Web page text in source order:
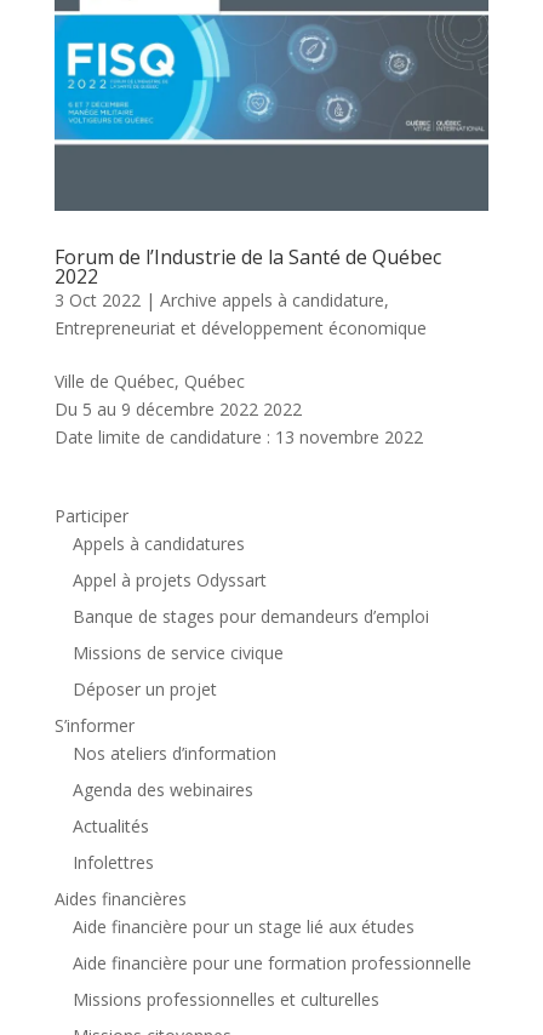
Forum de l’Industrie de la Santé de Québec
2022
3 Oct 2022| Archive appels à candidature,
Entrepreneuriat et développement économique
Ville de Québec, Québec
Du 5 au 9 décembre 2022 2022
Date limite de candidature : 13 novembre 2022
Participer
Appels à candidatures
Appel à projets Odyssart
Banque de stages pour demandeurs d’emploi
Missions de service civique
Déposer un projet
S’informer
Nos ateliers d’information
Agenda des webinaires
Actualités
Infolettres
Aides financières
Aide financière pour un stage lié aux études
Aide financière pour une formation professionnelle
Missions professionnelles et culturelles